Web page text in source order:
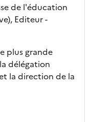
de l'éducation
Editeur-
plus grande
délégation
la direction de la